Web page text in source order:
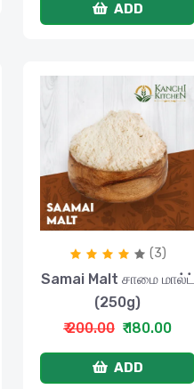
ADD
(3)
Samai Malt சாமை மால்ட்
(250g)
₹ 200.00 ₹ 180.00
ADD